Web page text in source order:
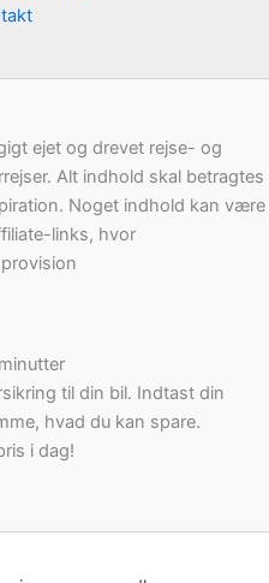
ejet og drevet rejse- og
Alt indhold skal betragtes
Noget indhold kan være
links, hvor
til din bil. Indtast din
hvad du kan spare.
i dag!